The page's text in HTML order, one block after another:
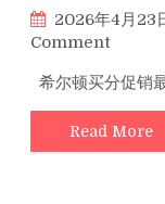
展！
2026年4月23
Commenton
尔
顿
买
分
希尔顿买分促销
Read More